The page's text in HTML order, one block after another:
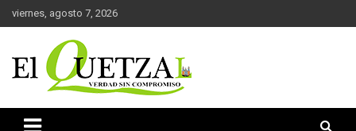
Saltar
al
viernes, agosto 7, 2026
El Quetzal de Cholula